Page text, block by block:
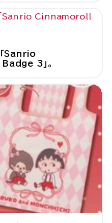
Sanrio
3」。